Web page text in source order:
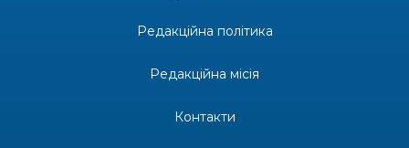
Бахмутяни взяли участь у фестивалі «Ількові
Редакційна політика
Редакційна місія
Контакти